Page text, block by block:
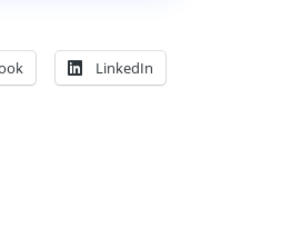
LinkedIn